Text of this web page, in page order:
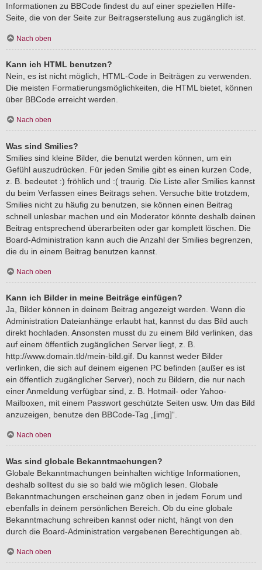
Informationen zu BBCode findest du auf einer speziellen Hilfe-
Seite, die von der Seite zur Beitragserstellung aus zugänglich ist.
Nach oben
Kann ich HTML benutzen?
Nein, es ist nicht möglich, HTML-Code in Beiträgen zu verwenden.
Die meisten Formatierungsmöglichkeiten, die HTML bietet, können
über BBCode erreicht werden.
Nach oben
Was sind Smilies?
Smilies sind kleine Bilder, die benutzt werden können, um ein
Gefühl auszudrücken. Für jeden Smilie gibt es einen kurzen Code,
z. B. bedeutet :) fröhlich und :( traurig. Die Liste aller Smilies kannst
du beim Verfassen eines Beitrags sehen. Versuche bitte trotzdem,
Smilies nicht zu häufig zu benutzen, sie können einen Beitrag
schnell unlesbar machen und ein Moderator könnte deshalb deinen
Beitrag entsprechend überarbeiten oder gar komplett löschen. Die
Board-Administration kann auch die Anzahl der Smilies begrenzen,
die du in einem Beitrag benutzen kannst.
Nach oben
Kann ich Bilder in meine Beiträge einfügen?
Ja, Bilder können in deinem Beitrag angezeigt werden. Wenn die
Administration Dateianhänge erlaubt hat, kannst du das Bild auch
direkt hochladen. Ansonsten musst du zu einem Bild verlinken, das
auf einem öffentlich zugänglichen Server liegt, z. B.
http://www.domain.tld/mein-bild.gif. Du kannst weder Bilder
verlinken, die sich auf deinem eigenen PC befinden (außer es ist
ein öffentlich zugänglicher Server), noch zu Bildern, die nur nach
einer Anmeldung verfügbar sind, z. B. Hotmail- oder Yahoo-
Mailboxen, mit einem Passwort geschützte Seiten usw. Um das Bild
anzuzeigen, benutze den BBCode-Tag „[img]“.
Nach oben
Was sind globale Bekanntmachungen?
Globale Bekanntmachungen beinhalten wichtige Informationen,
deshalb solltest du sie so bald wie möglich lesen. Globale
Bekanntmachungen erscheinen ganz oben in jedem Forum und
ebenfalls in deinem persönlichen Bereich. Ob du eine globale
Bekanntmachung schreiben kannst oder nicht, hängt von den
durch die Board-Administration vergebenen Berechtigungen ab.
Nach oben